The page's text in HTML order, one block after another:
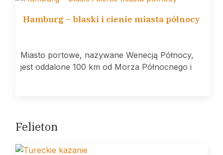
Hamburg – blaski i cienie miasta północy
Miasto portowe, nazywane Wenecją Północy,
jest oddalone 100 km od Morza Północnego i
Felieton